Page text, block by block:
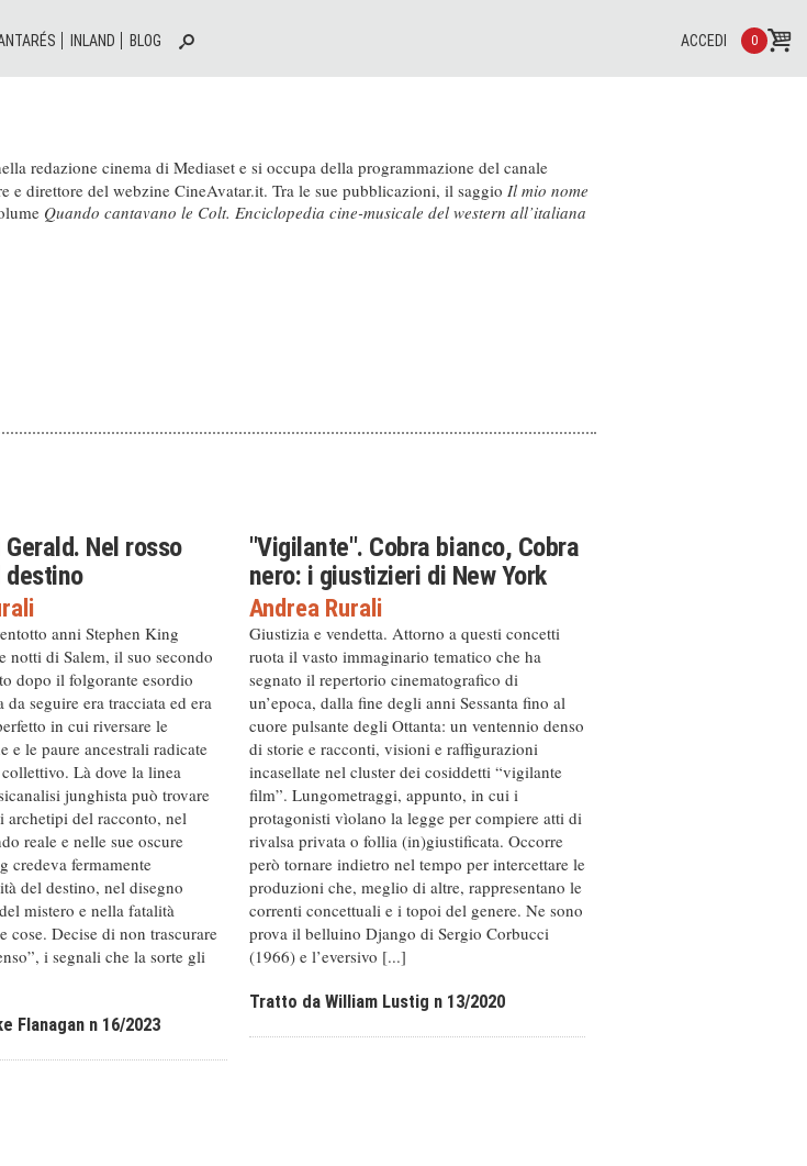
INLAND BLOG 0
ACCEDI
redazione cinema di Mediaset e si occupa della programmazione del canale
e direttore del webzine CineAvatar.it. Tra le sue pubblicazioni, il saggio Il mio nome
Quando cantavano le Colt. Enciclopedia cine-musicale del western all’italiana
Nel rosso
destino
anni Stephen King
notti di Salem, il suo secondo
dopo il folgorante esordio
da seguire era tracciata ed era
in cui riversare le
e le paure ancestrali radicate
Là dove la linea
junghista può trovare
del racconto, nel
reale e nelle sue oscure
credeva fermamente
del destino, nel disegno
mistero e nella fatalità
cose. Decise di non trascurare
i segnali che la sorte gli
Flanagan n 16/2023
"Vigilante". Cobra bianco, Cobra
nero: i giustizieri di New York
Andrea Rurali
Giustizia e vendetta. Attorno a questi concetti
ruota il vasto immaginario tematico che ha
segnato il repertorio cinematografico di
un’epoca, dalla fine degli anni Sessanta fino al
cuore pulsante degli Ottanta: un ventennio denso
di storie e racconti, visioni e raffigurazioni
incasellate nel cluster dei cosiddetti “vigilante
film”. Lungometraggi, appunto, in cui i
protagonisti vìolano la legge per compiere atti di
rivalsa privata o follia (in)giustificata. Occorre
però tornare indietro nel tempo per intercettare le
produzioni che, meglio di altre, rappresentano le
correnti concettuali e i topoi del genere. Ne sono
prova il belluino Django di Sergio Corbucci
(1966) e l’eversivo [...]
Tratto da William Lustig n 13/2020